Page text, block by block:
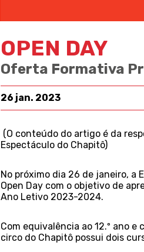
OPEN DAY
Oferta Formativa
26 jan. 2023
(O conteúdo do artigo é da
Espectáculo do Chapitô)
No próximo dia 26 de janeiro, a
Open Day com o objetivo de
Ano Letivo 2023-2024.
Com equivalência ao 12.º ano
circo do Chapitô possui dois